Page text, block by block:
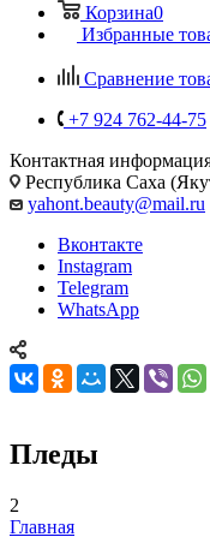
Корзина0
Избранные
Сравнение
+7 924 762-44-75
Контактная
Республика Саха
yahont.beauty@mail.ru
Вконтакте
Instagram
Telegram
WhatsApp
Пледы
2
Главная